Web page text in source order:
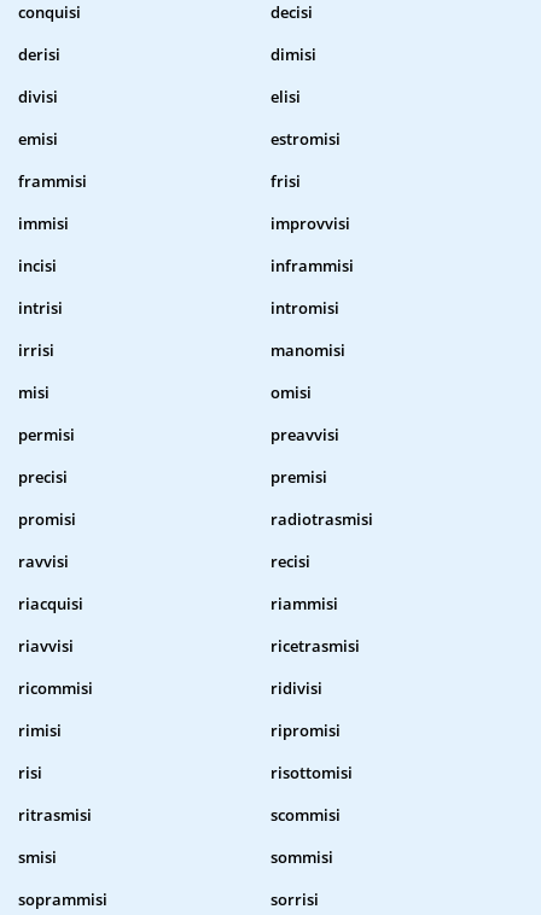
conquisi
decisi
derisi
dimisi
divisi
elisi
emisi
estromisi
frammisi
frisi
immisi
improvvisi
incisi
inframmisi
intrisi
intromisi
irrisi
manomisi
misi
omisi
permisi
preavvisi
precisi
premisi
promisi
radiotrasmisi
ravvisi
recisi
riacquisi
riammisi
riavvisi
ricetrasmisi
ricommisi
ridivisi
rimisi
ripromisi
risi
risottomisi
ritrasmisi
scommisi
smisi
sommisi
soprammisi
sorrisi